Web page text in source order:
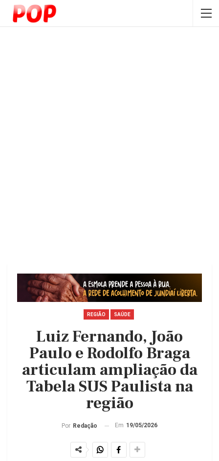
REGIÃO SAÚDE
Luiz Fernando, João
Paulo e Rodolfo Braga
articulam ampliação da
Tabela SUS Paulista na
região
Por Redação Em 19/05/2026